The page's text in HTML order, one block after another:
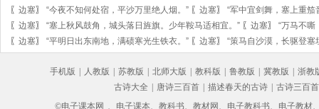
〖 边塞〗 “今夜不知何处宿，平沙万里绝人烟。” 〖 边塞〗 “军中宜剑舞，塞上重笳
〖 边塞〗 “塞上秋风鼓角，城头落日旌旗。少年鞍马适相宜。” 〖 边塞〗 “万马不嘶
〖 边塞〗 “平明日出东南地，满碛寒光生铁衣。” 〖 边塞〗 “策马自沙漠，长驱登塞
手机版 | 人教版 | 苏教版 | 北师大版 | 教科版 | 鲁教版 | 冀教版 | 浙教
古诗大全 | 唐诗三百首 | 描述春天的古诗 | 古诗三百首
©电子课本网
、电子课本、教科书、教材网、电子教科书、电子教